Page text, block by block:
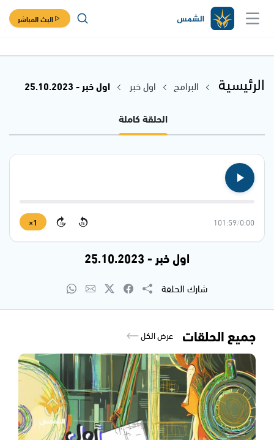
البث المباشر
الرئيسية البرامج اول خبر
اول خبر - 25.10.2023
الحلقة كاملة
0:00
/
101:59
15
15
1×
اول خبر - 25.10.2023
شارك الحلقة
جميع الحلقات عرض الكل